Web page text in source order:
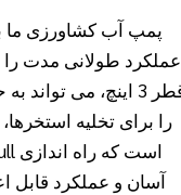
عملکرد طولانی مدت
را برای تخلیه
آسان و عملکرد قابل